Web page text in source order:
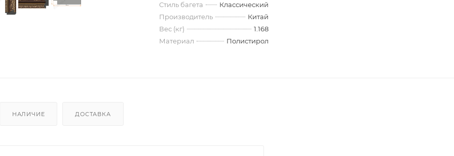
Стиль багета
Классический
Производитель
Китай
Вес (кг)
1.168
Материал
Полистирол
НАЛИЧИЕ ДОСТАВКА